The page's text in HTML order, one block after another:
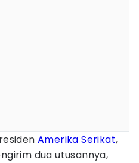
Amerika Serikat,
dua utusannya,